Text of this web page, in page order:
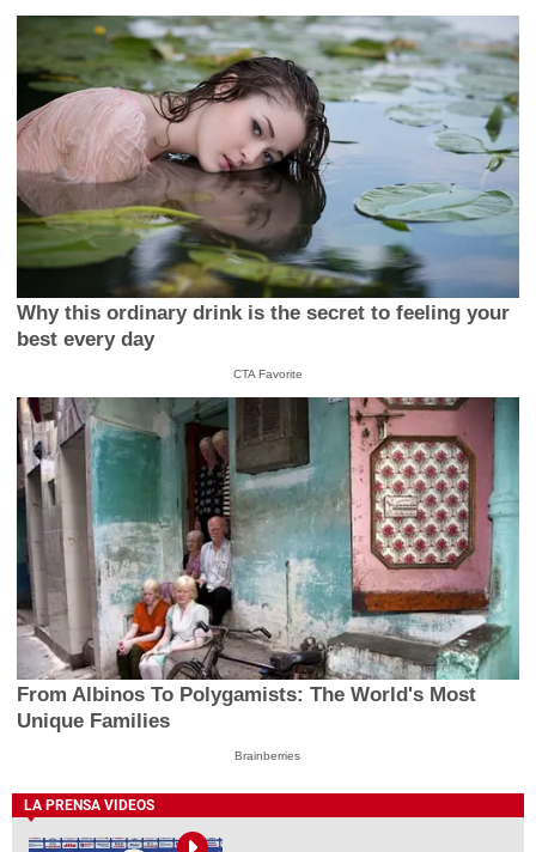
Why this ordinary drink is the secret to feeling your
best every day
CTA Favorite
From Albinos To Polygamists: The World's Most
Unique Families
Brainberries
LA PRENSA VIDEOS